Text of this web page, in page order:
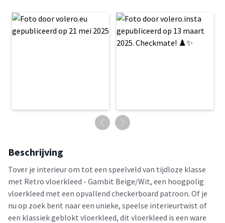
Beschrijving
Tover je interieur om tot een speelveld van tijdloze klasse
met Retro vloerkleed - Gambit Beige/Wit, een hoogpolig
vloerkleed met een opvallend checkerboard patroon. Of je
nu op zoek bent naar een unieke, speelse interieurtwist of
een klassiek geblokt vloerkleed, dit vloerkleed is een ware